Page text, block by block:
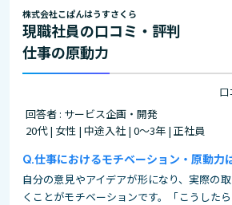
株式会社こぱんはうすさくら
現職社員の口コミ・評判
仕事の原動力
口
回答者 : サービス企画・開発
20代 | 女性 | 中途入社 | 0～3年 | 正社員
仕事におけるモチベーション・原動力
自分の意見やアイデアが形になり、実際の
くことがモチベーションです。「こうした